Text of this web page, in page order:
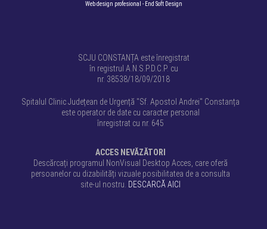
Web design profesional - End Soft Design
SCJU CONSTANȚA este înregistrat
în registrul A.N.S.P.D.C.P. cu
nr. 38538/18/09/2018
Spitalul Clinic Județean de Urgență "Sf. Apostol Andrei" Constanța
este operator de date cu caracter personal
înregistrat cu nr. 645
ACCES NEVĂZĂTORI
Descărcați programul NonVisual Desktop Acces, care oferă
persoanelor cu dizabilități vizuale posibilitatea de a consulta
site-ul nostru. DESCARCĂ AICI